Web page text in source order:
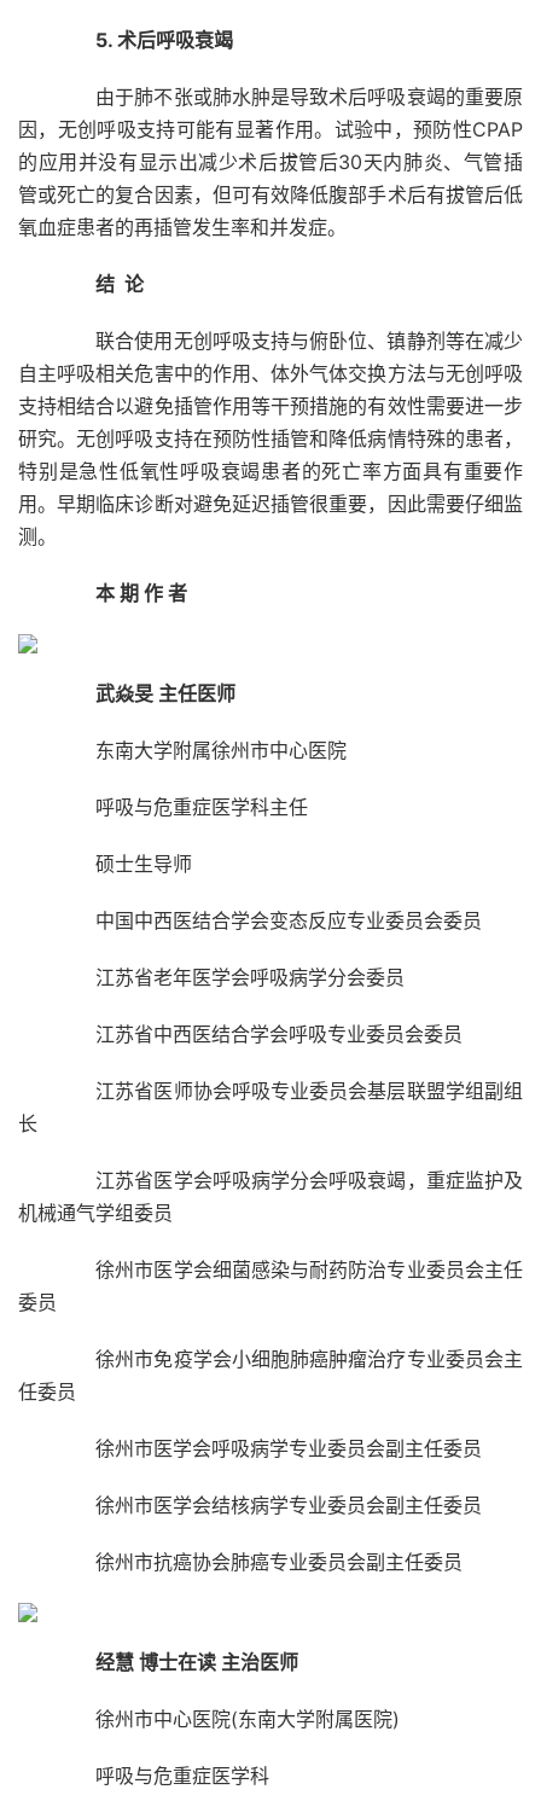
5. 术后呼吸衰竭
由于肺不张或肺水肿是导致术后呼吸衰竭的重要原
因，无创呼吸支持可能有显著作用。试验中，预防性CPAP
的应用并没有显示出减少术后拔管后30天内肺炎、气管插
管或死亡的复合因素，但可有效降低腹部手术后有拔管后低
氧血症患者的再插管发生率和并发症。
结 论
联合使用无创呼吸支持与俯卧位、镇静剂等在减少
自主呼吸相关危害中的作用、体外气体交换方法与无创呼吸
支持相结合以避免插管作用等干预措施的有效性需要进一步
研究。无创呼吸支持在预防性插管和降低病情特殊的患者，
特别是急性低氧性呼吸衰竭患者的死亡率方面具有重要作
用。早期临床诊断对避免延迟插管很重要，因此需要仔细监
测。
本 期 作 者
武焱旻 主任医师
东南大学附属徐州市中心医院
呼吸与危重症医学科主任
硕士生导师
中国中西医结合学会变态反应专业委员会委员
江苏省老年医学会呼吸病学分会委员
江苏省中西医结合学会呼吸专业委员会委员
江苏省医师协会呼吸专业委员会基层联盟学组副组
长
江苏省医学会呼吸病学分会呼吸衰竭，重症监护及
机械通气学组委员
徐州市医学会细菌感染与耐药防治专业委员会主任
委员
徐州市免疫学会小细胞肺癌肿瘤治疗专业委员会主
任委员
徐州市医学会呼吸病学专业委员会副主任委员
徐州市医学会结核病学专业委员会副主任委员
徐州市抗癌协会肺癌专业委员会副主任委员
经慧 博士在读 主治医师
徐州市中心医院(东南大学附属医院)
呼吸与危重症医学科